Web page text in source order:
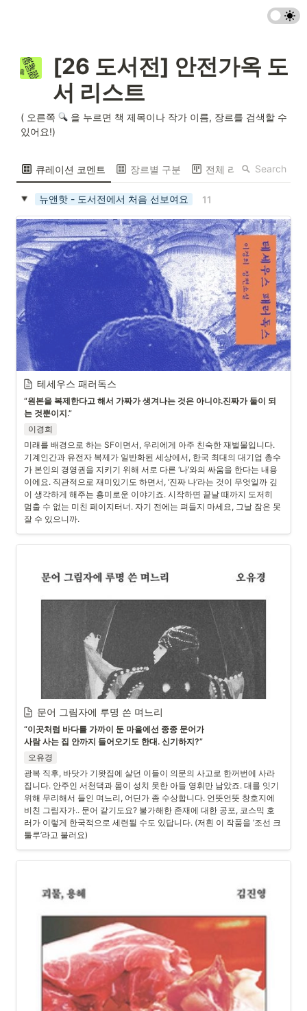
[26 도서전] 안전가옥 도
서 리스트
( 오른쪽
을 누르면 책 제목이나 작가 이름, 장르를 검색할 수
있어요!)
큐레이션 코멘트 장르별 구분 전체 리스트Search
뉴앤핫 - 도서전에서 처음 선보여요 11
테세우스 패러독스
“원본을 복제한다고 해서 가짜가 생겨나는 것은 아니야.진짜가 둘이 되
는 것뿐이지.”
이경희
미래를 배경으로 하는 SF이면서, 우리에게 아주 친숙한 재벌물입니다.
기계인간과 유전자 복제가 일반화된 세상에서, 한국 최대의 대기업 총수
가 본인의 경영권을 지키기 위해 서로 다른 ‘나’와의 싸움을 한다는 내용
이에요. 직관적으로 재미있기도 하면서, ‘진짜 나‘라는 것이 무엇일까 깊
이 생각하게 해주는 흥미로운 이야기죠. 시작하면 끝날 때까지 도저히
멈출 수 없는 미친 페이지터너. 자기 전에는 펴들지 마세요, 그날 잠은 못
잘 수 있으니까.
문어 그림자에 루명 쓴 며느리
“이곳처럼 바다를 가까이 둔 마을에선 종종 문어가
사람 사는 집 안까지 들어오기도 한대. 신기하지?”
오유경
광복 직후, 바닷가 기왓집에 살던 이들이 의문의 사고로 한꺼번에 사라
집니다. 안주인 서천댁과 몸이 성치 못한 아들 영휘만 남았죠. 대를 잇기
위해 무리해서 들인 며느리, 어딘가 좀 수상합니다. 언뜻언뜻 창호지에
비친 그림자가.. 문어 같기도요? 불가해한 존재에 대한 공포, 코스믹 호
러가 이렇게 한국적으로 세련될 수도 있답니다. (저흰 이 작품을 ‘조선 크
툴루’라고 불러요)